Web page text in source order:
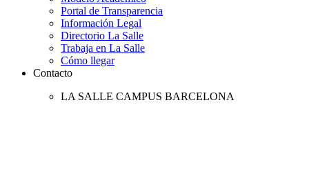
Portal de Transparencia
Información Legal
Directorio La Salle
Trabaja en La Salle
Cómo llegar
Contacto
LA SALLE CAMPUS BARCELONA